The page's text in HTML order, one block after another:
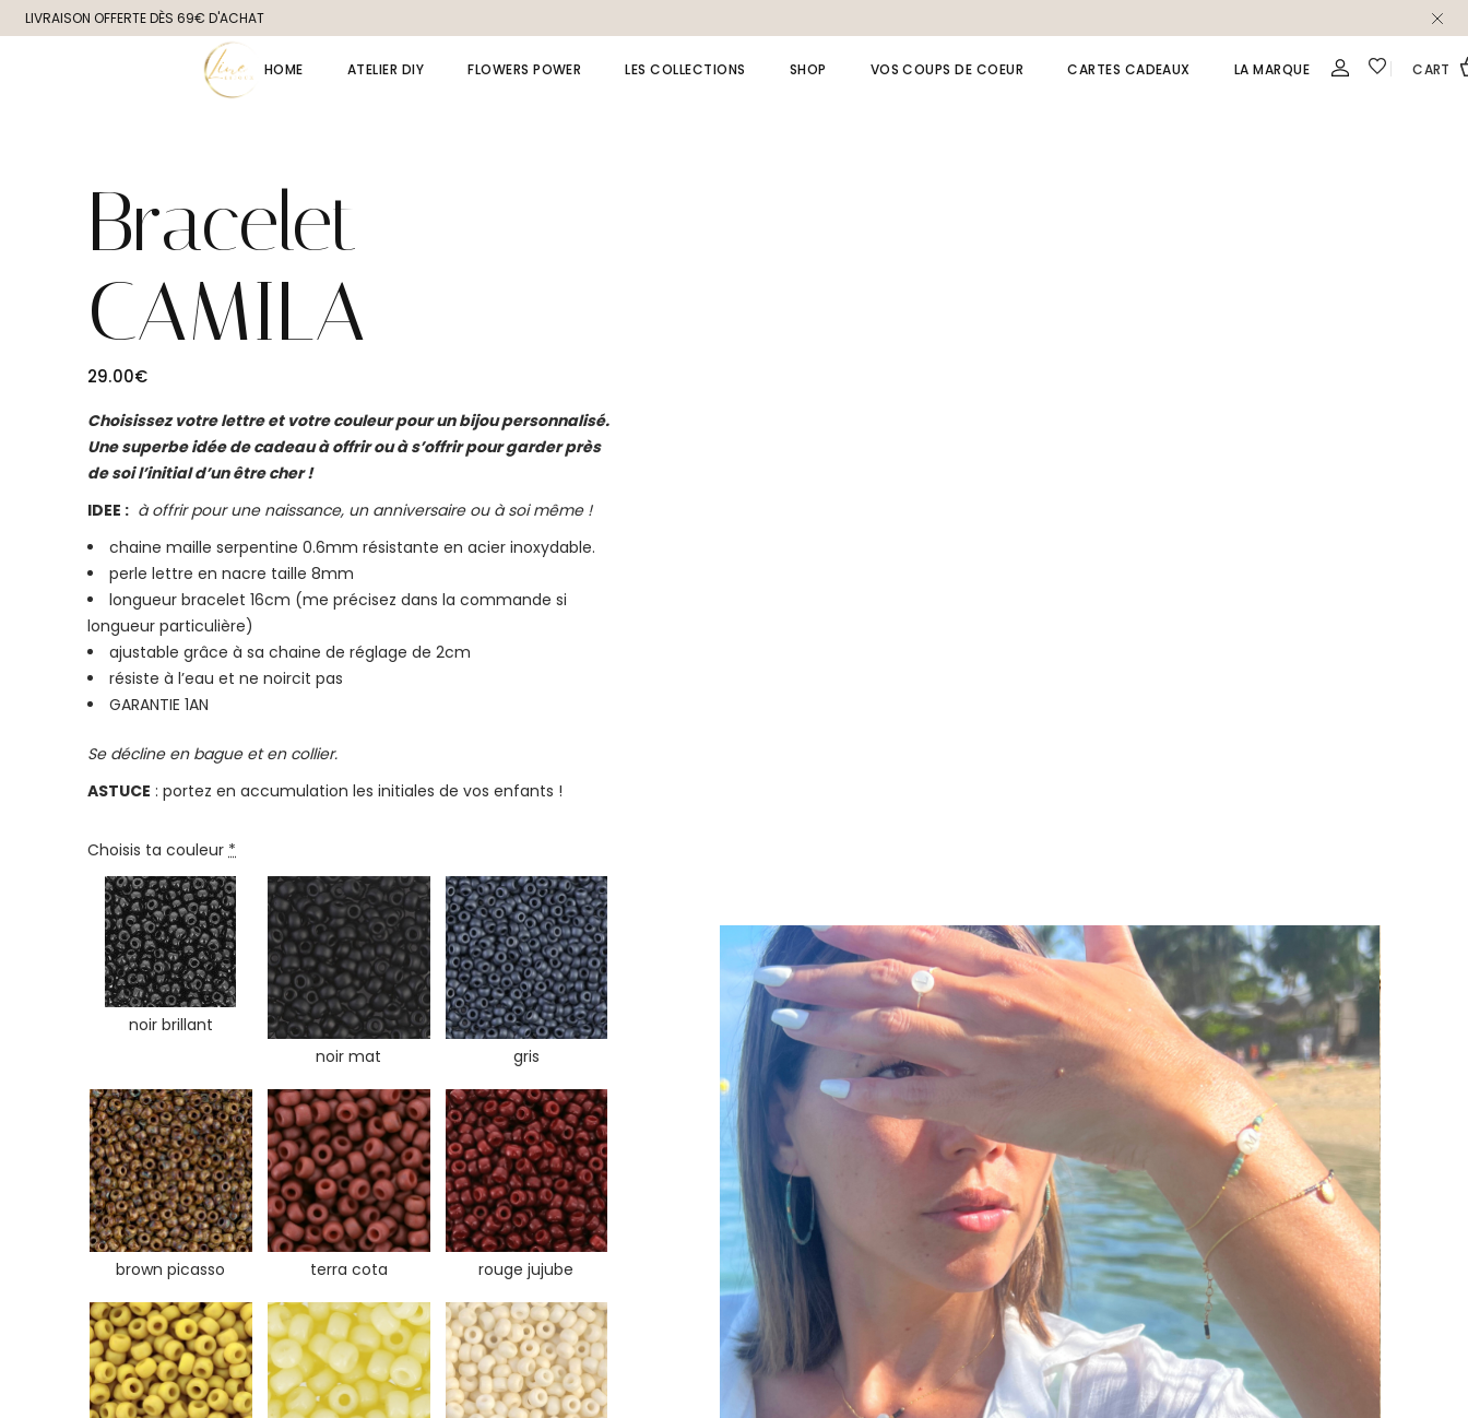
the
LIVRAISON OFFERTE DÈS 69€ D'ACHAT
HOME ATELIER DIY FLOWERS POWER LES COLLECTIONS SHOP VOS COUPS DE COEUR CARTES CADEAUX LA MARQUE CART
Bracelet
CAMILA
29.00€
Choisissez votre lettre et votre couleur pour un bijou personnalisé.
Une superbe idée de cadeau à offrir ou à s’offrir pour garder près
de soi l’initial d’un être cher !
IDEE : à offrir pour une naissance, un anniversaire ou à soi même !
chaine maille serpentine 0.6mm résistante en acier inoxydable.
perle lettre en nacre taille 8mm
longueur bracelet 16cm (me précisez dans la commande si
longueur particulière)
ajustable grâce à sa chaine de réglage de 2cm
résiste à l’eau et ne noircit pas
GARANTIE 1AN
Se décline en bague et en collier.
ASTUCE : portez en accumulation les initiales de vos enfants !
Choisis ta couleur *
noir brillant
noir mat
gris
brown picasso terra cota rouge jujube